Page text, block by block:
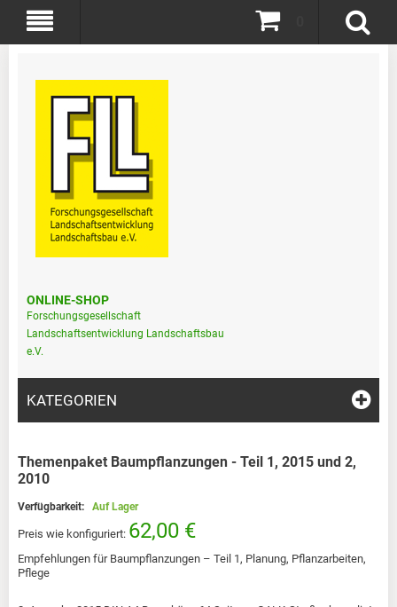
ONLINE-SHOP
Forschungsgesellschaft
Landschaftsentwicklung Landschaftsbau
e.V.
KATEGORIEN
Themenpaket Baumpflanzungen - Teil 1, 2015 und 2,
2010
Verfügbarkeit: Auf Lager
Preis wie konfiguriert: 62,00 €
Empfehlungen für Baumpflanzungen – Teil 1, Planung, Pflanzarbeiten,
Pflege